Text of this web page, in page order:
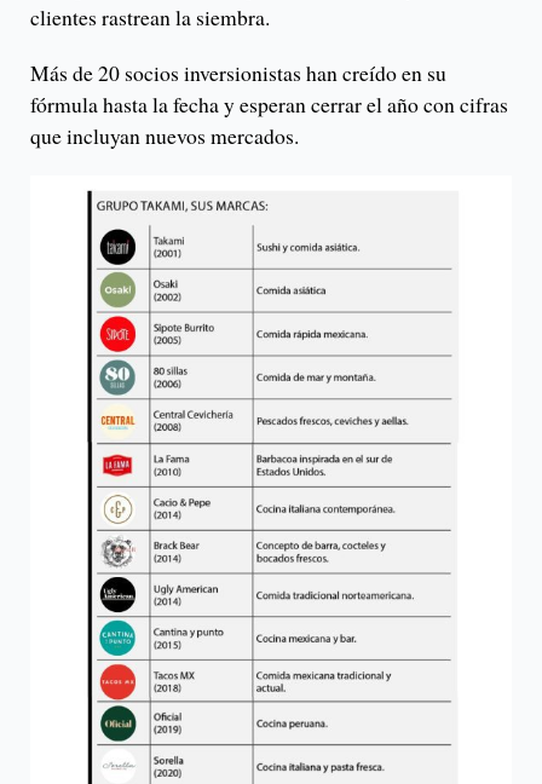
clientes rastrean la siembra.
Más de 20 socios inversionistas han creído en su
fórmula hasta la fecha y esperan cerrar el año con cifras
que incluyan nuevos mercados.